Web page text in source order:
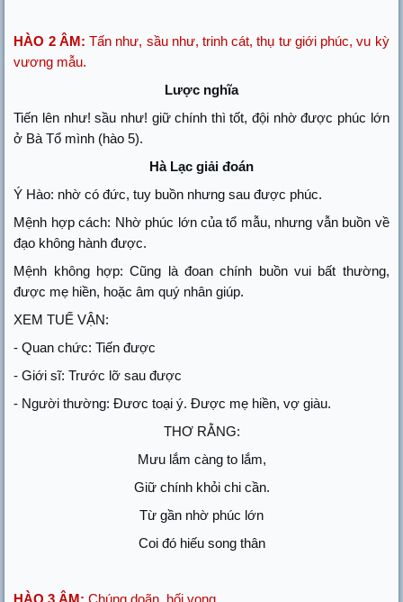
HÀO 2 ÂM:Tấn như, sầu như, trinh cát, thụ tư giới phúc, vu kỳ
vương mẫu.
Lược nghĩa
Tiến lên như! sầu như! giữ chính thì tốt, đội nhờ được phúc lớn
ở Bà Tổ mình (hào 5).
Hà Lạc giải đoán
Ý Hào: nhờ có đức, tuy buồn nhưng sau được phúc.
Mệnh hợp cách: Nhờ phúc lớn của tổ mẫu, nhưng vẫn buồn về
đạo không hành được.
Mệnh không hợp: Cũng là đoan chính buồn vui bất thường,
được mẹ hiền, hoặc âm quý nhân giúp.
XEM TUẾ VẬN:
- Quan chức: Tiến được
- Giới sĩ: Trước lỡ sau được
- Người thường: Đươc toại ý. Được mẹ hiền, vợ giàu.
THƠ RẰNG:
Mưu lắm càng to lắm,
Giữ chính khỏi chi cần.
Từ gần nhờ phúc lớn
Coi đó hiếu song thân